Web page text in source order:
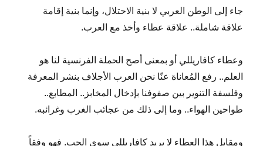
جاء إلى الوطن العربي لا بنية الاحتلال، وإنما بنية إقامة
علاقة شاملة.. علاقة عطاء وأخذ مع العرب.
وعطاء كافاريللي أو بمعنى أصح الحملة الفرنسية لنا هو
العلم.. رفع المُعاناة عنّا نحن العرب الأجلاف بنشر المعرفة
وفلسفة التنوير بين صفوفنا بإدخال المخابز.. المطابع..
طواحين الهواء.. وما إلى ذلك من عجائب الغرب وغرائبه.
ومقابل هذا العطاء لا يريد كافاريللي سوى الحب. فهو وفقاً